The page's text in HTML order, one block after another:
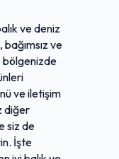
ve deniz
ve
bölgenizde
ve iletişim
diğer
siz de
İşte